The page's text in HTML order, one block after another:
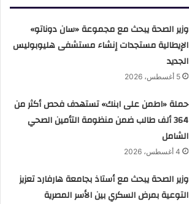
وزير الصحة يبحث مع مجموعة «سان دوناتو»
الإيطالية مستجدات إنشاء مستشفى هليوبوليس
الجديد
5 أغسطس، 2026
حملة «اطمن على ابنك» تستهدف فحص أكثر من
364 ألف طالب ضمن منظومة التأمين الصحي
الشامل
4 أغسطس، 2026
وزير الصحة يبحث مع أستاذ بجامعة هارفارد تعزيز
التوعية بمرض السكري بين الأسر المصرية